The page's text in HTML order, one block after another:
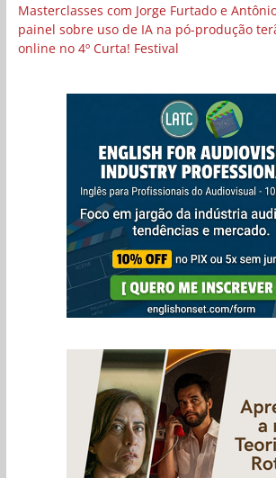
Masterclasses com Jorge Furtado e
painel sobre uso de IA na pó-produção
online no 4º Curta! Festival